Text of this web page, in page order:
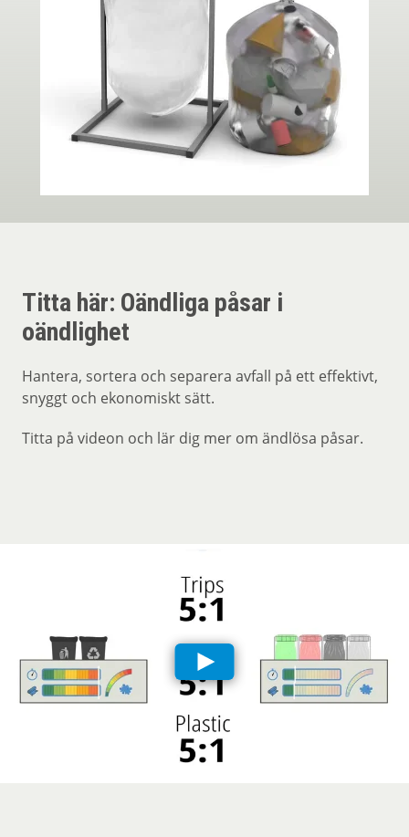
Titta här: Oändliga påsar i
oändlighet
Hantera, sortera och separera avfall på ett effektivt,
snyggt och ekonomiskt sätt.
Titta på videon och lär dig mer om ändlösa påsar.